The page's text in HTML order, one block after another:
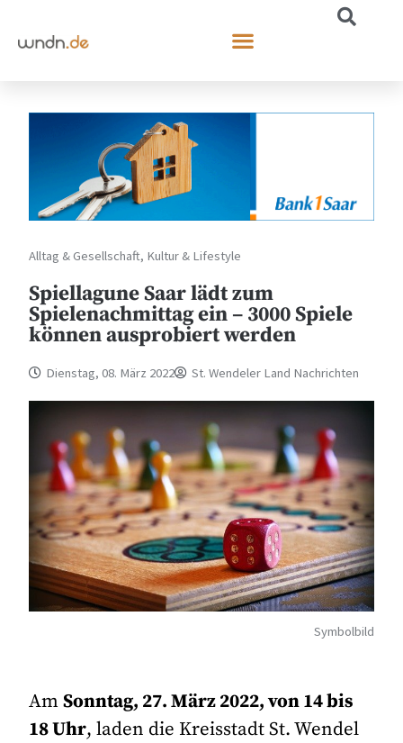
Alltag & Gesellschaft, Kultur & Lifestyle
Spiellagune Saar lädt zum
Spielenachmittag ein – 3000 Spiele
können ausprobiert werden
Dienstag, 08. März 2022 St. Wendeler Land Nachrichten
Symbolbild
AmSonntag, 27. März 2022, von 14 bis
18 Uhr, laden die Kreisstadt St. Wendel